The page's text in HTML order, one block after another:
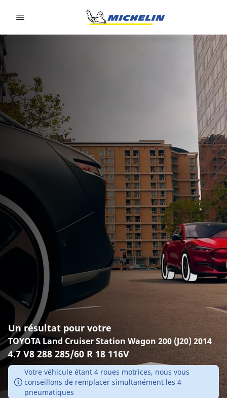
Un résultat pour votre
TOYOTA Land Cruiser Station Wagon 200 (J20) 2014
4.7 V8 288 285/60 R 18 116V
Votre véhicule étant 4 roues motrices, nous vous
conseillons de remplacer simultanément les 4
pneumatiques